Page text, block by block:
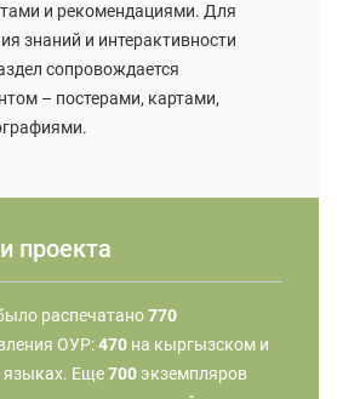
и рекомендациями. Для
знаний и интерактивности
сопровождается
– постерами, картами,
проекта
распечатано770
ОУР:470 на кыргызском и
языках. Еще700экземпляров